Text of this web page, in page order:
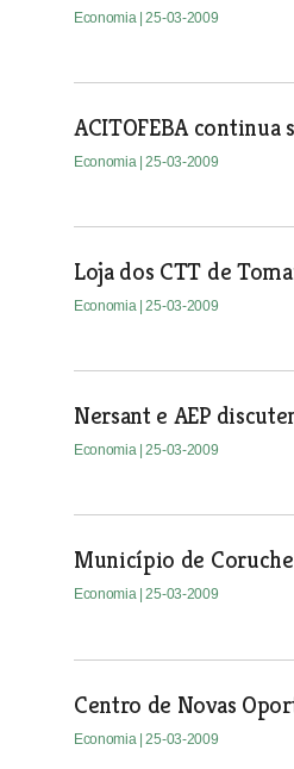
Economia | 25-03-2009
ACITOFEBA continua
Economia | 25-03-2009
Loja dos CTT de
Economia | 25-03-2009
Nersant e AEP
Economia | 25-03-2009
Município de
Economia | 25-03-2009
Centro de Novas
Economia | 25-03-2009